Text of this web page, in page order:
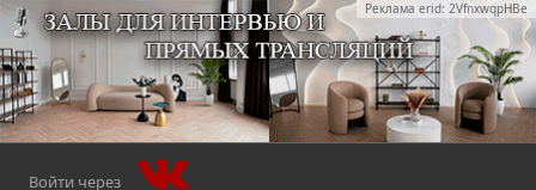
Реклама erid: 2VfnxwqpHBe
Войти через